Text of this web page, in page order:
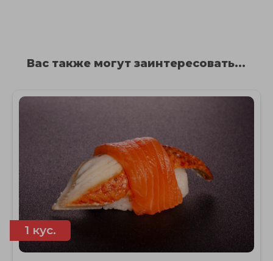
Вас также могут заинтересовать...
1 кус.